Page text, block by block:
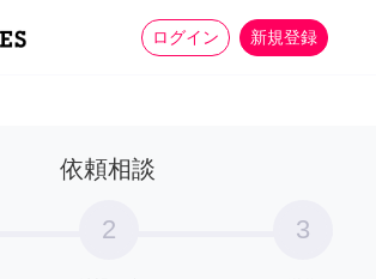
ログイン 新規登録
家事 more_horiz
依頼相談
2 3